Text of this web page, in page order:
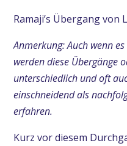
Ramaji’s Übergang von
Anmerkung: Auch wenn
werden diese Übergänge
unterschiedlich und oft
einschneidend als
erfahren.
Kurz vor diesem